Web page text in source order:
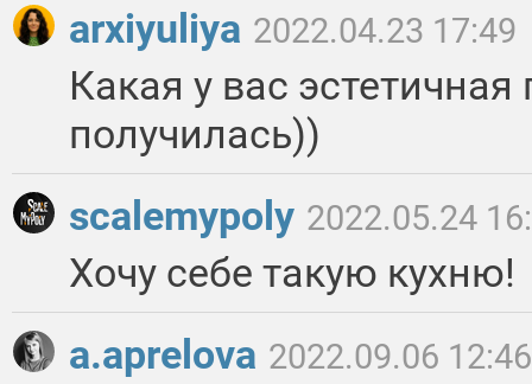
arxiyuliya 2022.04.23 17:49
Какая у вас эстетичная
получилась))
scalemypoly 2022.05.24
Хочу себе такую кухню!
a.aprelova 2022.09.06 12:46